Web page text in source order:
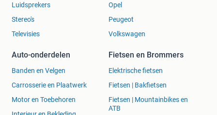
Luidsprekers
Stereo's
Televisies
Opel
Peugeot
Volkswagen
Auto-onderdelen
Banden en Velgen
Carrosserie en Plaatwerk
Motor en Toebehoren
Fietsen en Brommers
Elektrische fietsen
Fietsen | Bakfietsen
Fietsen | Mountainbikes en
ATB